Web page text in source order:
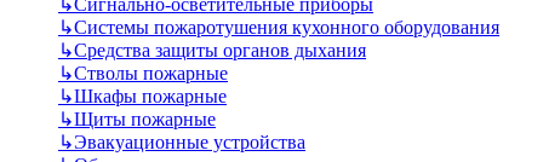
↳Сигнально-осветительные приборы
↳Системы пожаротушения кухонного оборудования
↳Средства защиты органов дыхания
↳Стволы пожарные
↳Шкафы пожарные
↳Щиты пожарные
↳Эвакуационные устройства